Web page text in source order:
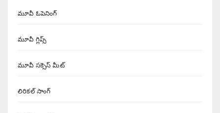
మూవీ ఓపెనింగ్
మూవీ గ్లిప్స్
మూవీ సక్సెస్ మీట్
లిరికల్ సాంగ్